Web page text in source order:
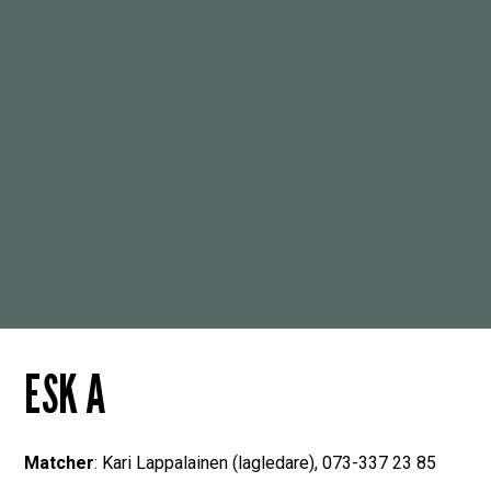
ESK A
Matcher: Kari Lappalainen (lagledare), 073-337 23 85